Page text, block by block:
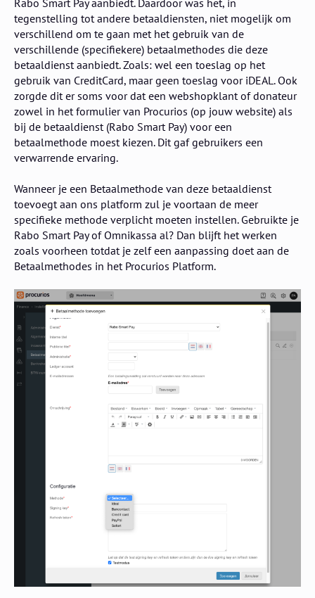
tegenstelling tot andere betaaldiensten, niet mogelijk om
verschillend om te gaan met het gebruik van de
verschillende (specifiekere) betaalmethodes die deze
betaaldienst aanbiedt. Zoals: wel een toeslag op het
gebruik van CreditCard, maar geen toeslag voor iDEAL. Ook
zorgde dit er soms voor dat een webshopklant of donateur
zowel in het formulier van Procurios (op jouw website) als
bij de betaaldienst (Rabo Smart Pay) voor een
betaalmethode moest kiezen. Dit gaf gebruikers een
verwarrende ervaring.
Wanneer je een Betaalmethode van deze betaaldienst
toevoegt aan ons platform zul je voortaan de meer
specifieke methode verplicht moeten instellen. Gebruikte je
Rabo Smart Pay of Omnikassa al? Dan blijft het werken
zoals voorheen totdat je zelf een aanpassing doet aan de
Betaalmethodes in het Procurios Platform.